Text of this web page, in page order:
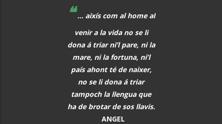
❝... aixís com al home al
venir a la vida no se li
dona á triar ni’l pare, ni la
mare, ni la fortuna, ni’l
país ahont té de naixer,
no se li dona á triar
tampoch la llengua que
ha de brotar de sos llavis.
ANGEL